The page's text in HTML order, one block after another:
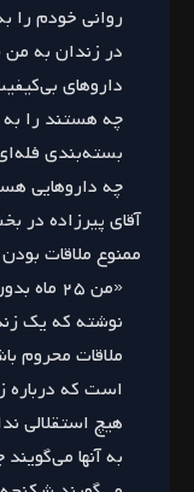
روانی خودم را
در زندان به
داروهای
چه هستند را به
بسته‌بندی
چه داروهایی
آقای پیرزاده در
ممنوع ملاقات
«من ۲۵
ملاقات محروم
است که درباره
هیچ استقلالی
به آنها